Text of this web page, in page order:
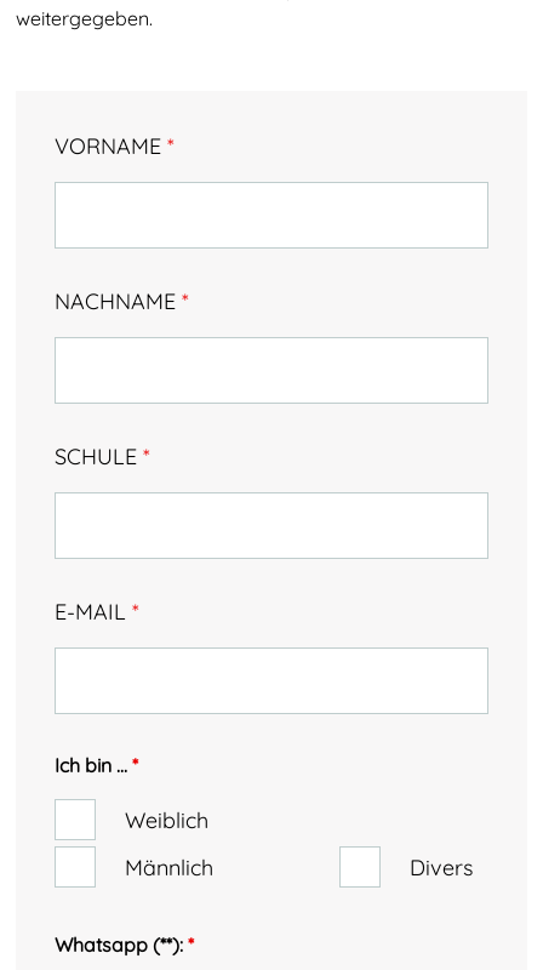
Kontakt
weitergegeben.
VORNAME*
NACHNAME*
SCHULE*
E-MAIL*
Ich bin ...*
Weiblich
Männlich
Divers
Whatsapp (**):*